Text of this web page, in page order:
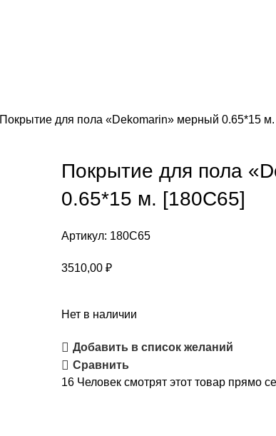
Покрытие для пола «Dekomarin» мерный 0.65*15 м.
Покрытие для пола
0.65*15 м. [180C65]
Артикул: 180C65
3510,00 ₽
Нет в наличии
Добавить в список желаний
Сравнить
16 Человек смотрят этот товар прямо